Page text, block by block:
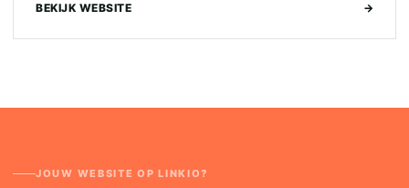
BEKIJK WEBSITE →
JOUW WEBSITE OP LINKIO?